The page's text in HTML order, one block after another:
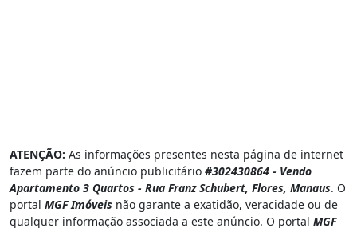
ATENÇÃO: As informações presentes nesta página de internet
fazem parte do anúncio publicitário #302430864 - Vendo
Apartamento 3 Quartos - Rua Franz Schubert, Flores, Manaus. O
portal MGF Imóveis não garante a exatidão, veracidade ou de
qualquer informação associada a este anúncio. O portal MGF